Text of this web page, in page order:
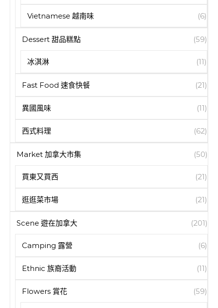
Vietnamese 越南味 (6)
Dessert 甜品糕點 (59)
冰淇淋 (11)
Fast Food 速食快餐 (21)
異國風味 (11)
西式料理 (62)
Market 加拿大市集 (50)
買東又買西 (21)
逛逛菜市場 (21)
Scene 遊在加拿大 (201)
Camping 露營 (6)
Ethnic 族裔活動 (11)
Flowers 賞花 (59)